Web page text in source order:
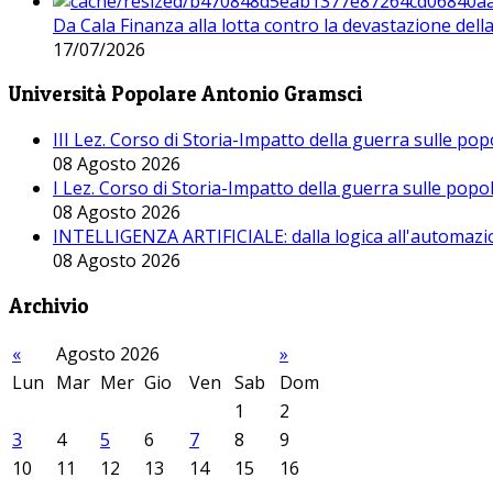
Da Cala Finanza alla lotta contro la devastazione
17/07/2026
Università Popolare Antonio Gramsci
III Lez. Corso di Storia-Impatto della guerra sulle
08 Agosto 2026
I Lez. Corso di Storia-Impatto della guerra sulle
08 Agosto 2026
INTELLIGENZA ARTIFICIALE: dalla logica
08 Agosto 2026
Archivio
« Agosto 2026
»
Lun Mar Mer Gio Ven Sab
Dom
1
2
3
4 5 6 7 8
9
10
11 12 13 14 15
16